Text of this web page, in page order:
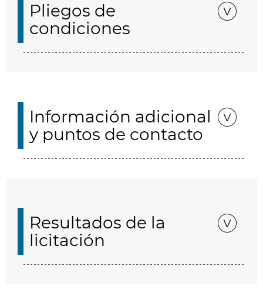
Pliegos de
condiciones
Información adicional
y puntos de contacto
Resultados de la
licitación